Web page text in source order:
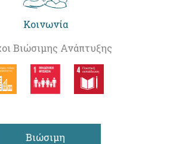
Κοινωνία
Βιώσιμης Ανάπτυξης
Βιώσιμη